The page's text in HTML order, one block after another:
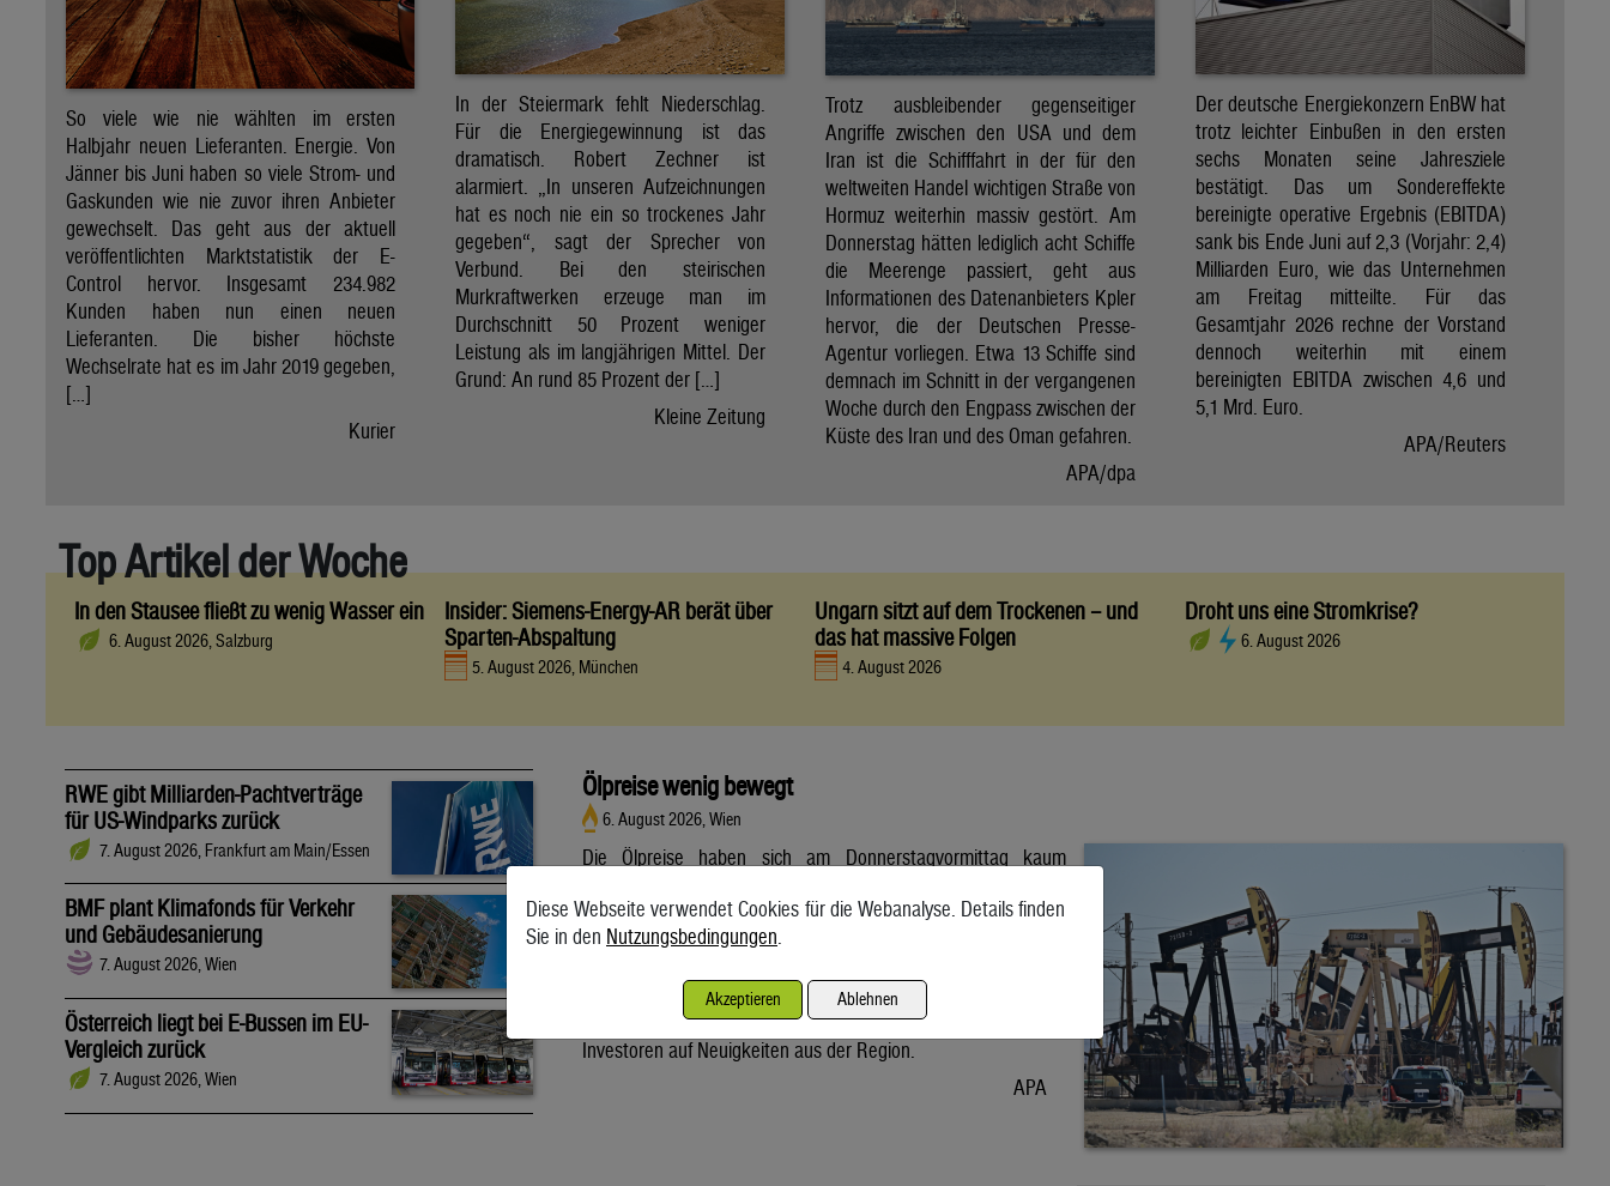
So viele wie nie wählten im ersten
Halbjahr neuen Lieferanten. Energie. Von
Jänner bis Juni haben so viele Strom- und
Gaskunden wie nie zuvor ihren Anbieter
gewechselt. Das geht aus der aktuell
veröffentlichten Marktstatistik der E-
Control hervor. Insgesamt 234.982
Kunden haben nun einen neuen
Lieferanten. Die bisher höchste
Wechselrate hat es im Jahr 2019 gegeben,
[…]
Kurier
In der Steiermark fehlt Niederschlag.
Für die Energiegewinnung ist das
dramatisch. Robert Zechner ist
alarmiert. „In unseren Aufzeichnungen
hat es noch nie ein so trockenes Jahr
gegeben“, sagt der Sprecher von
Verbund. Bei den steirischen
Murkraftwerken erzeuge man im
Durchschnitt 50 Prozent weniger
Leistung als im langjährigen Mittel. Der
Grund: An rund 85 Prozent der […]
Kleine Zeitung
Trotz ausbleibender gegenseitiger
Angriffe zwischen den USA und dem
Iran ist die Schifffahrt in der für den
weltweiten Handel wichtigen Straße von
Hormuz weiterhin massiv gestört. Am
Donnerstag hätten lediglich acht Schiffe
die Meerenge passiert, geht aus
Informationen des Datenanbieters Kpler
hervor, die der Deutschen Presse-
Agentur vorliegen. Etwa 13 Schiffe sind
demnach im Schnitt in der vergangenen
Woche durch den Engpass zwischen der
Küste des Iran und des Oman gefahren.
APA/dpa
Der deutsche Energiekonzern EnBW hat
trotz leichter Einbußen in den ersten
sechs Monaten seine Jahresziele
bestätigt. Das um Sondereffekte
bereinigte operative Ergebnis (EBITDA)
sank bis Ende Juni auf 2,3 (Vorjahr: 2,4)
Milliarden Euro, wie das Unternehmen
am Freitag mitteilte. Für das
Gesamtjahr 2026 rechne der Vorstand
dennoch weiterhin mit einem
bereinigten EBITDA zwischen 4,6 und
5,1 Mrd. Euro.
APA/Reuters
Top Artikel der Woche
In den Stausee fließt zu wenig Wasser ein
6. August 2026, Salzburg
Insider: Siemens-Energy-AR berät über
Sparten-Abspaltung
5. August 2026, München
Ungarn sitzt auf dem Trockenen – und
das hat massive Folgen
4. August 2026
Droht uns eine Stromkrise?
6. August 2026
RWE gibt Milliarden-Pachtverträge
für US-Windparks zurück
7. August 2026, Frankfurt am Main/Essen
BMF plant Klimafonds für Verkehr
und Gebäudesanierung
7. August 2026, Wien
Österreich liegt bei E-Bussen im EU-
Vergleich zurück
7. August 2026, Wien
Ölpreise wenig bewegt
6. August 2026, Wien
Die Ölpreise haben sich am Donnerstagvormittag kaum
Brent aus der Nordsee mit Lieferung Oktober kostete am
Vormittag 79,75 US-Dollar und damit 0,4 Prozent mehr als am
80 Dollar. Unter diese ist er am Dienstag wegen der Hoffnung
auf eine Lösung im Iran-Krieg gesunken. Seitdem warten
Investoren auf Neuigkeiten aus der Region.
APA
Diese Webseite verwendet Cookies für die Webanalyse. Details finden
Sie in den Nutzungsbedingungen.
Akzeptieren Ablehnen